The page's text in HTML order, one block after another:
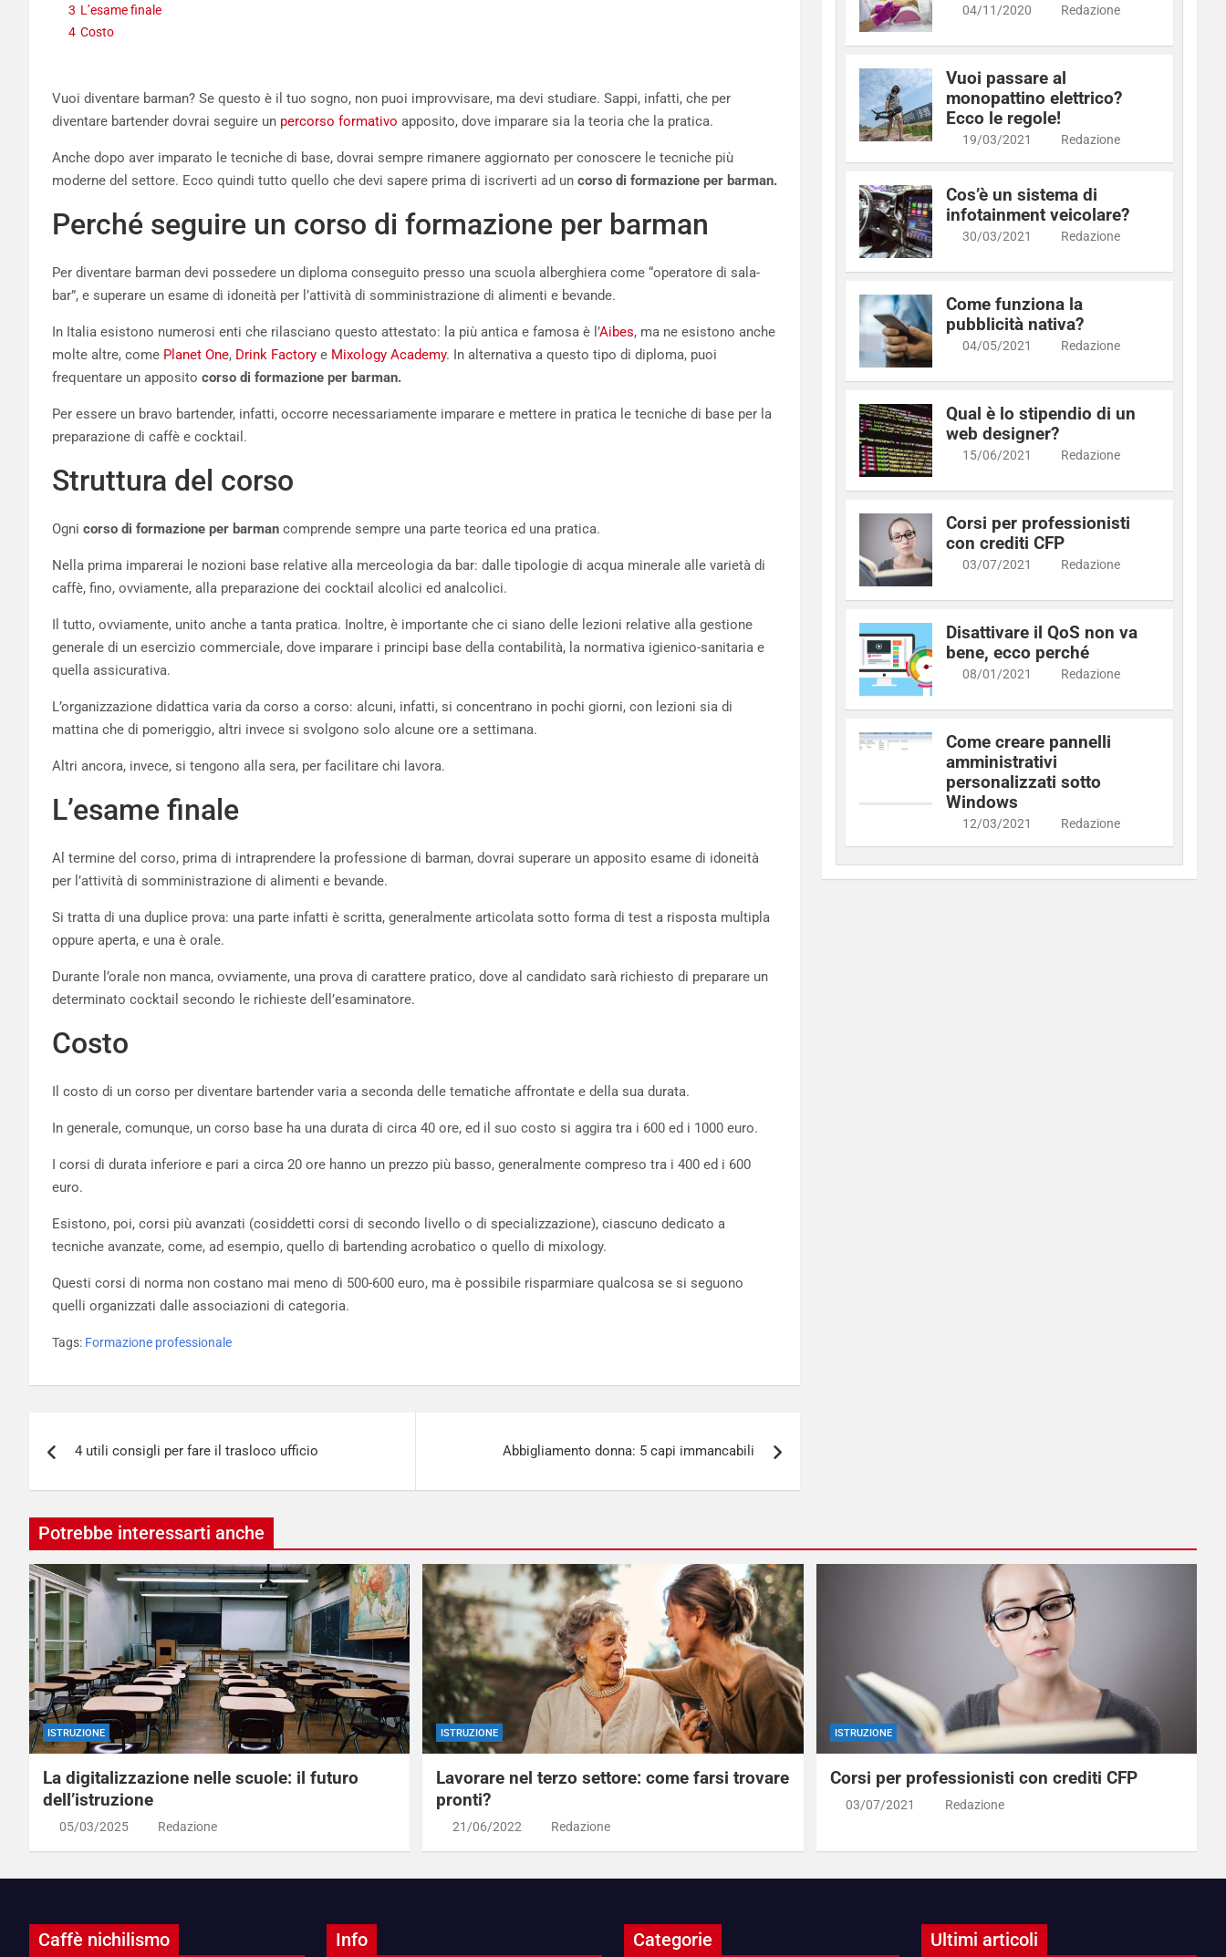
3 L’esame finale
4 Costo
Vuoi diventare barman? Se questo è il tuo sogno, non puoi improvvisare, ma devi studiare. Sappi, infatti, che per
diventare bartender dovrai seguire un percorso formativo apposito, dove imparare sia la teoria che la pratica.
Anche dopo aver imparato le tecniche di base, dovrai sempre rimanere aggiornato per conoscere le tecniche più
moderne del settore. Ecco quindi tutto quello che devi sapere prima di iscriverti ad un corso di formazione per barman.
Perché seguire un corso di formazione per barman
Per diventare barman devi possedere un diploma conseguito presso una scuola alberghiera come “operatore di sala-
bar”, e superare un esame di idoneità per l’attività di somministrazione di alimenti e bevande.
In Italia esistono numerosi enti che rilasciano questo attestato: la più antica e famosa è l’Aibes, ma ne esistono anche
molte altre, come Planet One, Drink Factory e Mixology Academy. In alternativa a questo tipo di diploma, puoi
frequentare un apposito corso di formazione per barman.
Per essere un bravo bartender, infatti, occorre necessariamente imparare e mettere in pratica le tecniche di base per la
preparazione di caffè e cocktail.
Struttura del corso
Ogni corso di formazione per barman comprende sempre una parte teorica ed una pratica.
Nella prima imparerai le nozioni base relative alla merceologia da bar: dalle tipologie di acqua minerale alle varietà di
caffè, fino, ovviamente, alla preparazione dei cocktail alcolici ed analcolici.
Il tutto, ovviamente, unito anche a tanta pratica. Inoltre, è importante che ci siano delle lezioni relative alla gestione
generale di un esercizio commerciale, dove imparare i principi base della contabilità, la normativa igienico-sanitaria e
quella assicurativa.
L’organizzazione didattica varia da corso a corso: alcuni, infatti, si concentrano in pochi giorni, con lezioni sia di
mattina che di pomeriggio, altri invece si svolgono solo alcune ore a settimana.
Altri ancora, invece, si tengono alla sera, per facilitare chi lavora.
L’esame finale
Al termine del corso, prima di intraprendere la professione di barman, dovrai superare un apposito esame di idoneità
per l’attività di somministrazione di alimenti e bevande.
Si tratta di una duplice prova: una parte infatti è scritta, generalmente articolata sotto forma di test a risposta multipla
oppure aperta, e una è orale.
Durante l’orale non manca, ovviamente, una prova di carattere pratico, dove al candidato sarà richiesto di preparare un
determinato cocktail secondo le richieste dell’esaminatore.
Costo
Il costo di un corso per diventare bartender varia a seconda delle tematiche affrontate e della sua durata.
In generale, comunque, un corso base ha una durata di circa 40 ore, ed il suo costo si aggira tra i 600 ed i 1000 euro.
I corsi di durata inferiore e pari a circa 20 ore hanno un prezzo più basso, generalmente compreso tra i 400 ed i 600
euro.
Esistono, poi, corsi più avanzati (cosiddetti corsi di secondo livello o di specializzazione), ciascuno dedicato a
tecniche avanzate, come, ad esempio, quello di bartending acrobatico o quello di mixology.
Questi corsi di norma non costano mai meno di 500-600 euro, ma è possibile risparmiare qualcosa se si seguono
quelli organizzati dalle associazioni di categoria.
Tags: Formazione professionale
articoli
4 utili consigli per fare il trasloco ufficio Abbigliamento donna: 5 capi immancabili
04/11/2020 Redazione
Vuoi passare al
monopattino elettrico?
Ecco le regole!
19/03/2021 Redazione
Cos’è un sistema di
infotainment veicolare?
30/03/2021 Redazione
Come funziona la
pubblicità nativa?
04/05/2021 Redazione
Qual è lo stipendio di un
web designer?
15/06/2021 Redazione
Corsi per professionisti
con crediti CFP
03/07/2021 Redazione
Disattivare il QoS non va
bene, ecco perché
08/01/2021 Redazione
Come creare pannelli
amministrativi
personalizzati sotto
Windows
12/03/2021 Redazione
Potrebbe interessarti anche
ISTRUZIONE
La digitalizzazione nelle scuole: il futuro
dell’istruzione
05/03/2025 Redazione
ISTRUZIONE
Lavorare nel terzo settore: come farsi trovare
pronti?
21/06/2022 Redazione
ISTRUZIONE
Corsi per professionisti con crediti CFP
03/07/2021 Redazione
Caffè nichilismo Info Categorie Ultimi articoli